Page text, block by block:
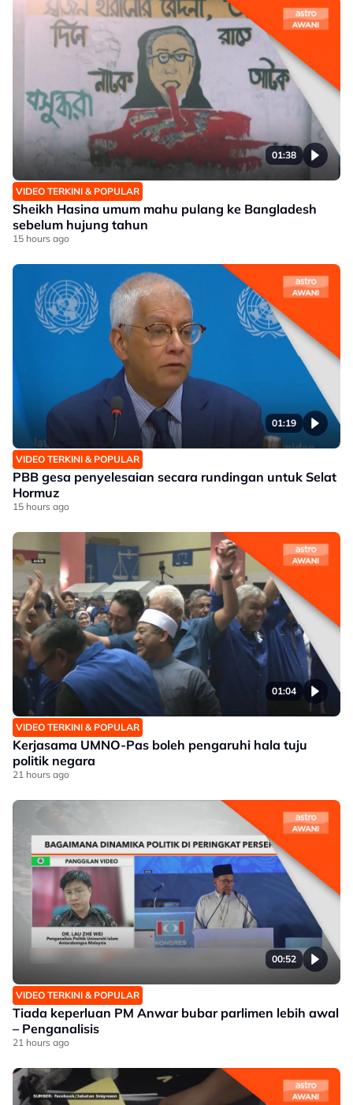
01:38
VIDEO TERKINI & POPULAR
Sheikh Hasina umum mahu pulang ke Bangladesh
sebelum hujung tahun
15 hours ago
01:19
VIDEO TERKINI & POPULAR
PBB gesa penyelesaian secara rundingan untuk Selat
Hormuz
15 hours ago
01:04
VIDEO TERKINI & POPULAR
Kerjasama UMNO-Pas boleh pengaruhi hala tuju
politik negara
21 hours ago
00:52
VIDEO TERKINI & POPULAR
Tiada keperluan PM Anwar bubar parlimen lebih awal
– Penganalisis
21 hours ago